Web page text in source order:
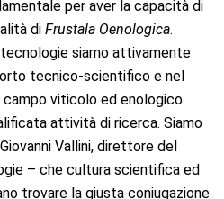
per aver la capacità di
di Frustala Oenologica.
siamo attivamente
tecnico-scientifico e nel
campo viticolo ed enologico
attività di ricerca. Siamo
Vallini, direttore del
– che cultura scientifica ed
trovare la giusta coniugazione